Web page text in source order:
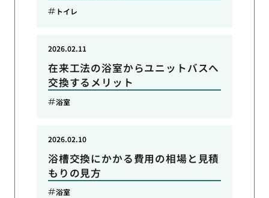
トイレ
在来工法の浴室からユニットバスへ
交換するメリット
2026.02.11
浴室
浴槽交換にかかる費用の相場と見積
もりの見方
2026.02.10
浴室